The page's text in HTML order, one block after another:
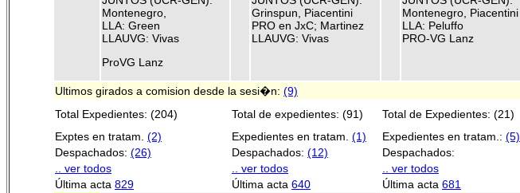
Montenegro,
LLA: Green
LLAUVG: Vivas
ProVG Lanz
Grinspun, Piacentini
PRO en JxC; Martinez
LLAUVG: Vivas
Montenegro, Piacentini
LLA: Peluffo
PRO-VG Lanz
Ultimos girados a comision desde la sesi�n: (9)
Total Expedientes: (204)
Total de expedientes: (91) Total de Expedientes: (21)
Exptes en tratam. (2) Expedientes en tratam. (1) Expedientes en tratam.: (5)
Despachados: (26) Despachados: (12) Despachados:
.. ver todos
.. ver todos .. ver todos
Última acta 829 Última acta 640 Última acta 681